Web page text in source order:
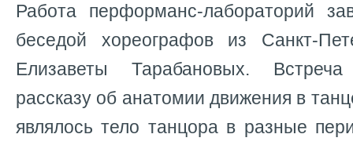
Работа перформанс-лабораторий
беседой хореографов из Санкт-
Елизаветы Тарабановых.
рассказу об анатомии движения в
являлось тело танцора в разные